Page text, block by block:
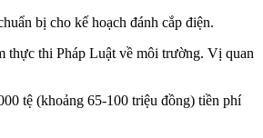
bị cho kế hoạch đánh cắp điện.
thực thi Pháp Luật về môi trường. Vị quan
tệ (khoảng 65-100 triệu đồng) tiền phí